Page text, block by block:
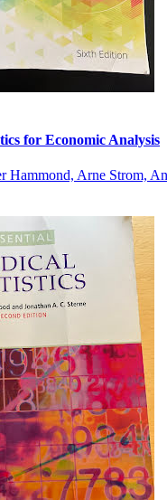
for Economic Analysis
Hammond, Arne Strom,